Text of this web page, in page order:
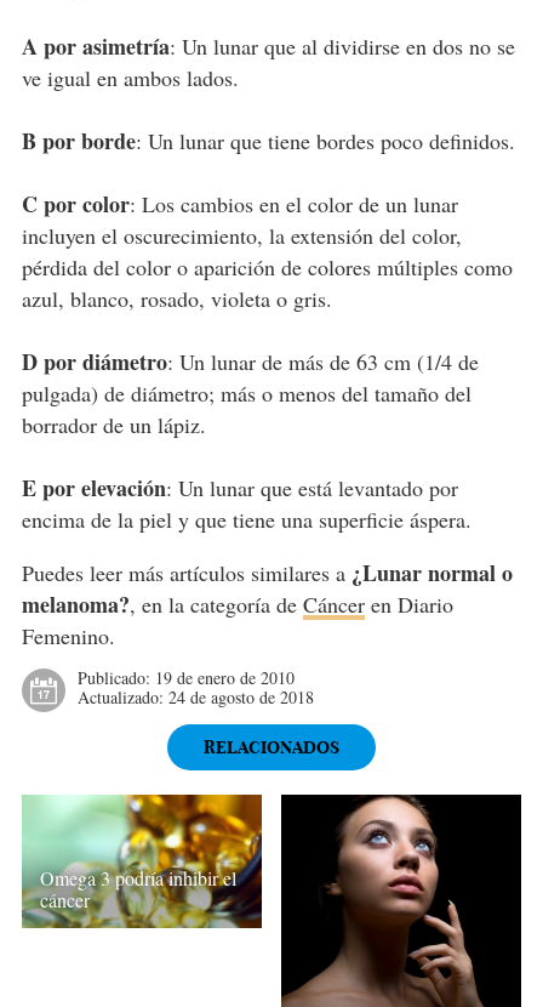
A por asimetría: Un lunar que al dividirse en dos no se
ve igual en ambos lados.
B por borde: Un lunar que tiene bordes poco definidos.
C por color: Los cambios en el color de un lunar
incluyen el oscurecimiento, la extensión del color,
pérdida del color o aparición de colores múltiples como
azul, blanco, rosado, violeta o gris.
D por diámetro: Un lunar de más de 63 cm (1/4 de
pulgada) de diámetro; más o menos del tamaño del
borrador de un lápiz.
E por elevación: Un lunar que está levantado por
encima de la piel y que tiene una superficie áspera.
Puedes leer más artículos similares a ¿Lunar normal o
melanoma?, en la categoría de Cánceren Diario
Femenino.
Publicado: 19 de enero de 2010
Actualizado: 24 de agosto de 2018
RELACIONADOS
Omega 3 podría inhibir el
cáncer